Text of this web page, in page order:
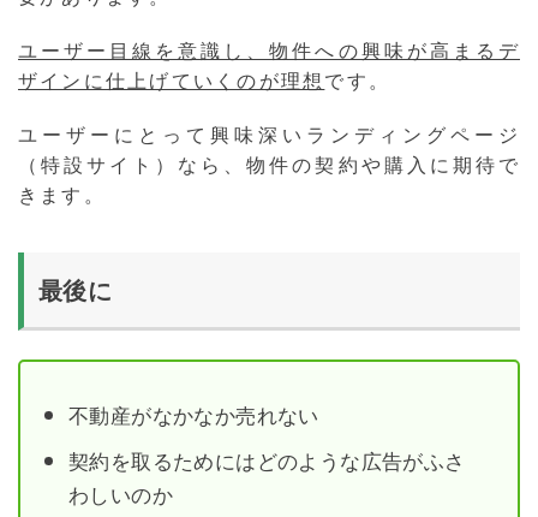
ユーザー目線を意識し、物件への興味が高まるデ
ザインに仕上げていくのが理想です。
ユーザーにとって興味深いランディングページ
（特設サイト）なら、物件の契約や購入に期待で
きます。
最後に
不動産がなかなか売れない
契約を取るためにはどのような広告がふさ
わしいのか